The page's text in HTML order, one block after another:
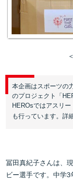
本企画はスポーツの
のプロジェクト「
HEROsではアスリー
も行っています。詳
冨田真紀子さんは、
ビー選手です。中学